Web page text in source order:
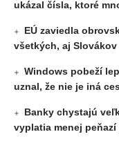
ukázal čísla, ktoré
EÚ zaviedla
všetkých, aj Slovákov
Windows pobeží
uznal, že nie je iná
Banky chystajú
vyplatia menej